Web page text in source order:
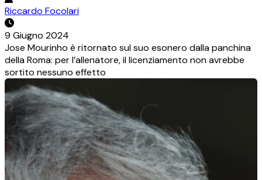
Riccardo Focolari
9 Giugno 2024
Jose Mourinho è ritornato sul suo esonero dalla panchina
della Roma: per l’allenatore, il licenziamento non avrebbe
sortito nessuno effetto